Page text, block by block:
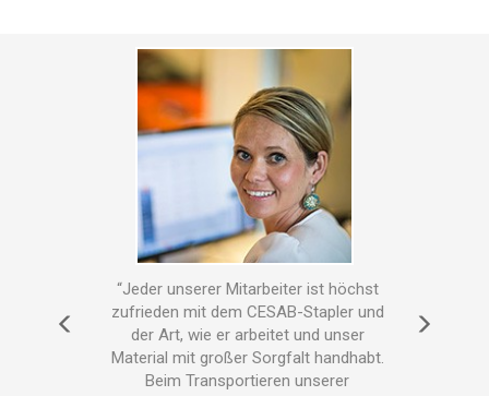
“Jeder unserer Mitarbeiter ist höchst
zufrieden mit dem CESAB-Stapler und
der Art, wie er arbeitet und unser
Material mit großer Sorgfalt handhabt.
Beim Transportieren unserer